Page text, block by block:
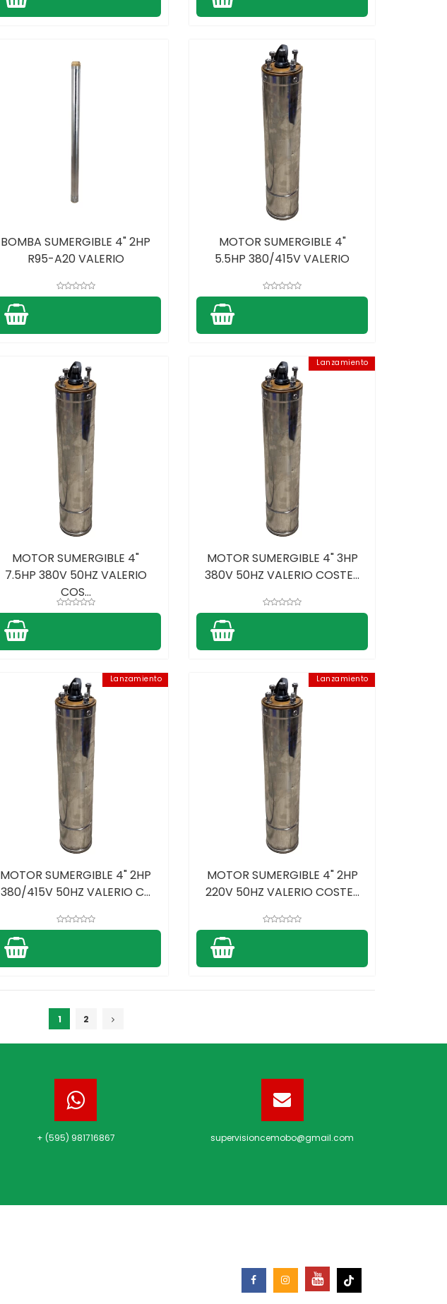
BOMBA SUMERGIBLE 4" 2HP
R95-A20 VALERIO
MOTOR SUMERGIBLE 4"
5.5HP 380/415V VALERIO
MOTOR SUMERGIBLE 4"
7.5HP 380V 50HZ VALERIO
COS...
Lanzamiento
MOTOR SUMERGIBLE 4" 3HP
380V 50HZ VALERIO COSTE...
Lanzamiento
MOTOR SUMERGIBLE 4" 2HP
380/415V 50HZ VALERIO C...
Lanzamiento
MOTOR SUMERGIBLE 4" 2HP
220V 50HZ VALERIO COSTE...
1 2
+ (595) 981716867 supervisioncemobo@gmail.com